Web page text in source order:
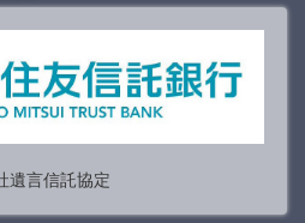
遺言信託協定